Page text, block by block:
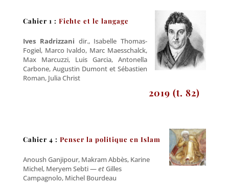
Cahier 1 : Fichte et le langage
Ives Radrizzani dir., Isabelle Thomas-
Fogiel, Marco Ivaldo, Marc Maesschalck,
Max Marcuzzi, Luis Garcia, Antonella
Carbone, Augustin Dumont et Sébastien
Roman, Julia Christ
2019 (t. 82)
Cahier 4 : Penser la politique en Islam
Anoush Ganjipour, Makram Abbès, Karine
Michel, Meryem Sebti —etGilles
Campagnolo, Michel Bourdeau